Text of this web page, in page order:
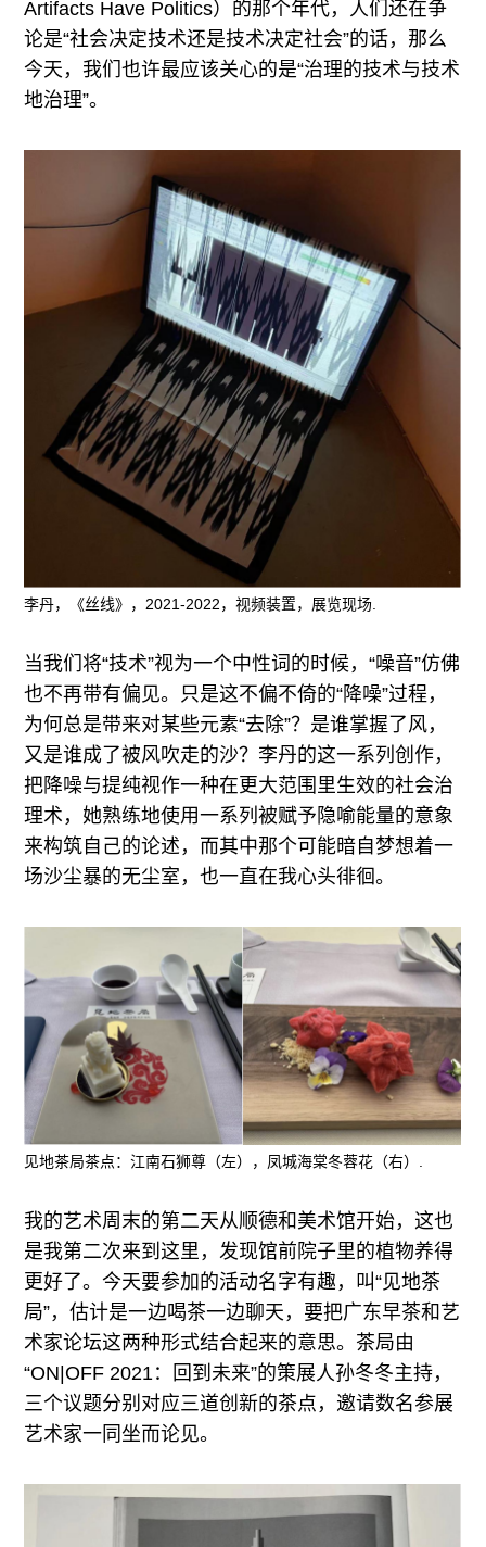
Artifacts Have Politics）的那个年代，人们还在争
论是“社会决定技术还是技术决定社会”的话，那么
今天，我们也许最应该关心的是“治理的技术与技术
地治理”。
李丹，《丝线》，2021-2022，视频装置，展览现场.
当我们将“技术”视为一个中性词的时候，“噪音”仿佛
也不再带有偏见。只是这不偏不倚的“降噪”过程，
为何总是带来对某些元素“去除”？是谁掌握了风，
又是谁成了被风吹走的沙？李丹的这一系列创作，
把降噪与提纯视作一种在更大范围里生效的社会治
理术，她熟练地使用一系列被赋予隐喻能量的意象
来构筑自己的论述，而其中那个可能暗自梦想着一
场沙尘暴的无尘室，也一直在我心头徘徊。
见地茶局茶点：江南石狮尊（左），凤城海棠冬蓉花（右）.
我的艺术周末的第二天从顺德和美术馆开始，这也
是我第二次来到这里，发现馆前院子里的植物养得
更好了。今天要参加的活动名字有趣，叫“见地茶
局”，估计是一边喝茶一边聊天，要把广东早茶和艺
术家论坛这两种形式结合起来的意思。茶局由
“ON|OFF 2021：回到未来”的策展人孙冬冬主持，
三个议题分别对应三道创新的茶点，邀请数名参展
艺术家一同坐而论见。